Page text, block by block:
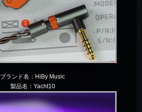
ブランド名： HiBy Music
製品名： Yacht10